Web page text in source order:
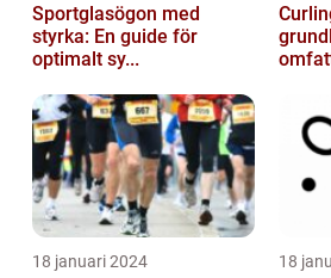
Sportglasögon med
styrka: En guide för
optimalt sy...
18 januari 2024 18